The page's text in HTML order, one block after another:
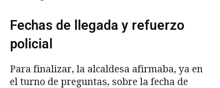
Fechas de llegada y refuerzo
policial
Para finalizar, la alcaldesa afirmaba, ya en
el turno de preguntas, sobre la fecha de